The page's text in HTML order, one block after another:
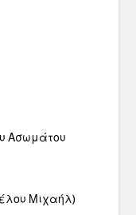
Ασωμάτου
Μιχαήλ)